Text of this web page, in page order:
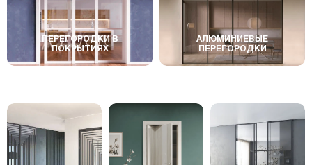
ПЕРЕГОРОДКИ В
ПОКРЫТИЯХ
АЛЮМИНИЕВЫЕ
ПЕРЕГОРОДКИ